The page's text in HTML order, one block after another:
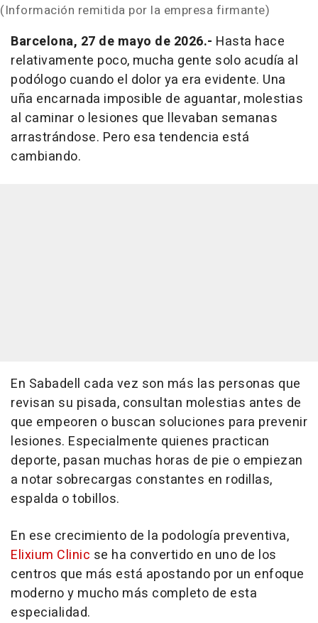
(Información remitida por la empresa firmante)
Barcelona, 27 de mayo de 2026.- Hasta hace
relativamente poco, mucha gente solo acudía al
podólogo cuando el dolor ya era evidente. Una
uña encarnada imposible de aguantar, molestias
al caminar o lesiones que llevaban semanas
arrastrándose. Pero esa tendencia está
cambiando.
En Sabadell cada vez son más las personas que
revisan su pisada, consultan molestias antes de
que empeoren o buscan soluciones para prevenir
lesiones. Especialmente quienes practican
deporte, pasan muchas horas de pie o empiezan
a notar sobrecargas constantes en rodillas,
espalda o tobillos.
En ese crecimiento de la podología preventiva,
Elixium Clinic se ha convertido en uno de los
centros que más está apostando por un enfoque
moderno y mucho más completo de esta
especialidad.